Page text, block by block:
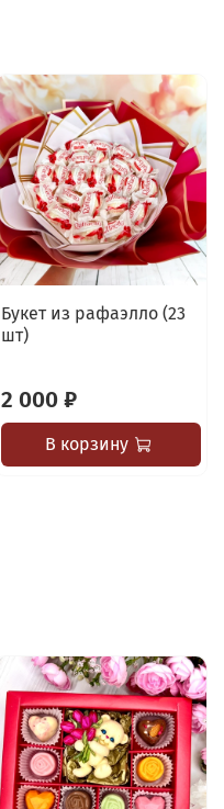
Букет из рафаэлло (23
шт)
2 000 ₽
В корзину